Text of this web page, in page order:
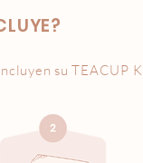
su TEACUP